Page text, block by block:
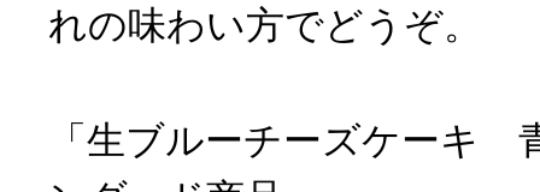
れの味わい方でどうぞ。
「生ブルーチーズケーキ